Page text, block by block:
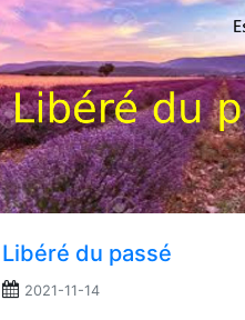
Libéré du passé
2021-11-14